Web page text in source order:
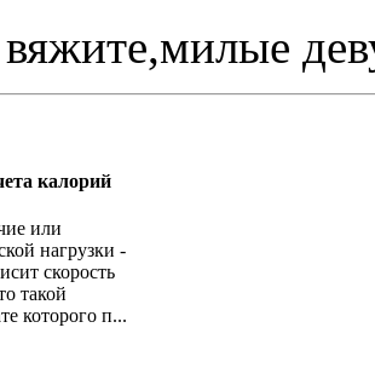
вяжите,милые
калорий
или
нагрузки -
скорость
такой
которого п...